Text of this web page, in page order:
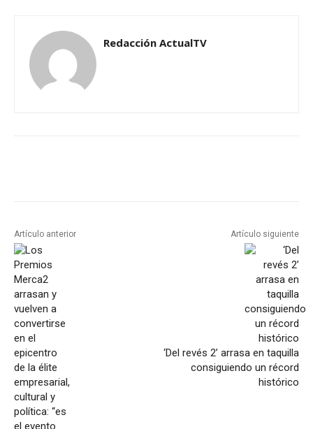
Redacción ActualTV
Artículo anterior Artículo siguiente
‘Del revés 2’ arrasa en taquilla
consiguiendo un récord
histórico